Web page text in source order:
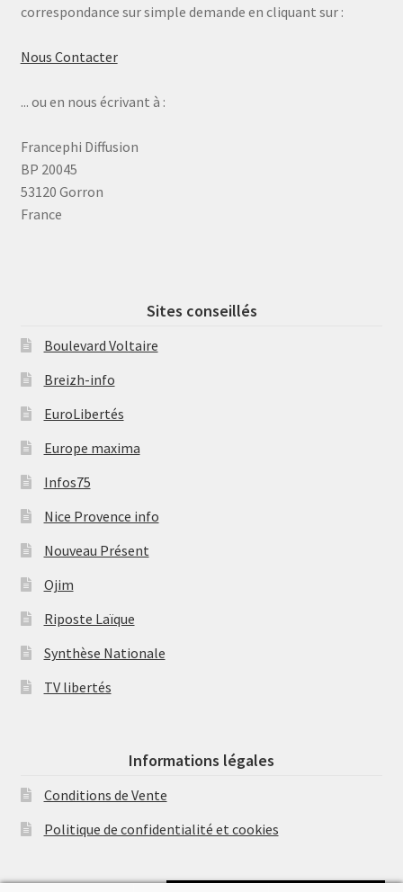
correspondance sur simple demande en cliquant sur :
Nous Contacter
... ou en nous écrivant à :
Francephi Diffusion
BP 20045
53120 Gorron
France
Sites conseillés
Boulevard Voltaire
Breizh-info
EuroLibertés
Europe maxima
Infos75
Nice Provence info
Nouveau Présent
Ojim
Riposte Laïque
Synthèse Nationale
TV libertés
Informations légales
Conditions de Vente
Politique de confidentialité et cookies